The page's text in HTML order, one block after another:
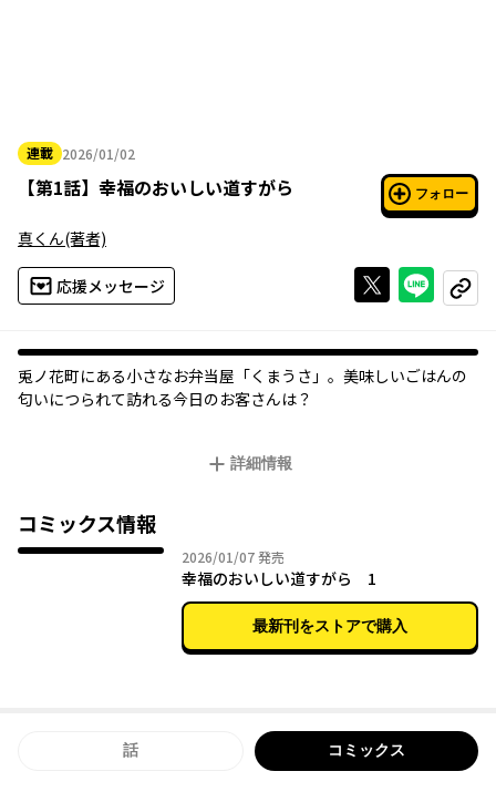
連載 2026/01/02
2026年01月02日
【第1話】 幸福のおいしい道すがら フォロー
真くん(著者)
応援メッセージ Xで投稿する
ライン
コピー
兎ノ花町にある小さなお弁当屋「くまうさ」。美味しいごはんの
匂いにつられて訪れる今日のお客さんは――？
詳細情報
コミックス情報
2026/01/072026年01月07日
発売
幸福のおいしい道すがら 1
最新刊をストアで購入
話 コミックス